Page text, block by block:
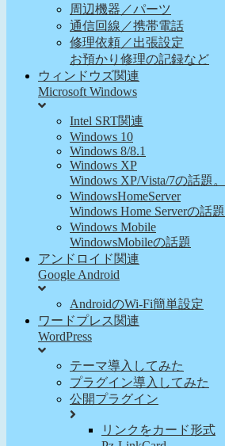
周辺機器／パーツ
通信回線／携帯電話
修理依頼／出張設定
お預かり修理の記録など
ウィンドウズ関連
Microsoft Windows
Intel SRT関連
Windows 10
Windows 8/8.1
Windows XP
Windows XP/Vista/7の話題。
WindowsHomeServer
Windows Home Serverの話題
Windows Mobile
WindowsMobileの話題
アンドロイド関連
Google Android
AndroidのWi-Fi簡単設定
ワードプレス関連
WordPress
テーマ導入してみた
プラグイン導入してみた
公開プラグイン
リンクをカード形式